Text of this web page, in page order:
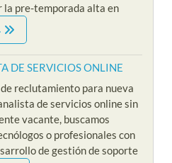
pre-temporada alta en
DE SERVICIOS ONLINE
reclutamiento para nueva
de servicios online sin
vacante, buscamos
o profesionales con
de gestión de soporte